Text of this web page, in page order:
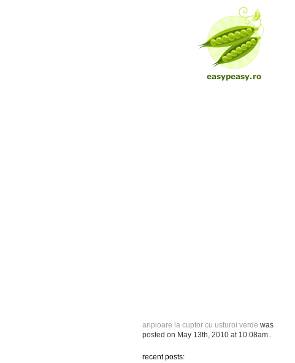
aripioare la cuptor cu usturoi verde was
posted on May 13th, 2010 at 10.08am
recent posts: